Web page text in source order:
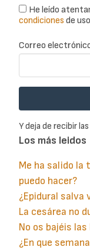
He leído
condiciones de
Correo
Y deja de recibir
Los más leidos
Me ha salido la
puedo hacer?
¿Epidural salva
La cesárea no
No os bajéis
¿En que